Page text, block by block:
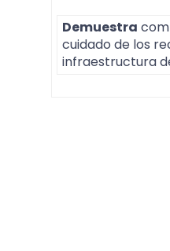
Demuestra
cuidado de los
infraestructura